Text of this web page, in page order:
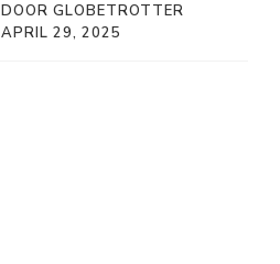
DOOR GLOBETROTTER
APRIL 29, 2025